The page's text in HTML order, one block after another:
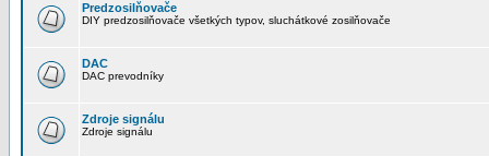
Predzosilňovače
DIY predzosilňovače všetkých typov, sluchátkové zosilňovače
DAC
DAC prevodníky
Zdroje signálu
Zdroje signálu